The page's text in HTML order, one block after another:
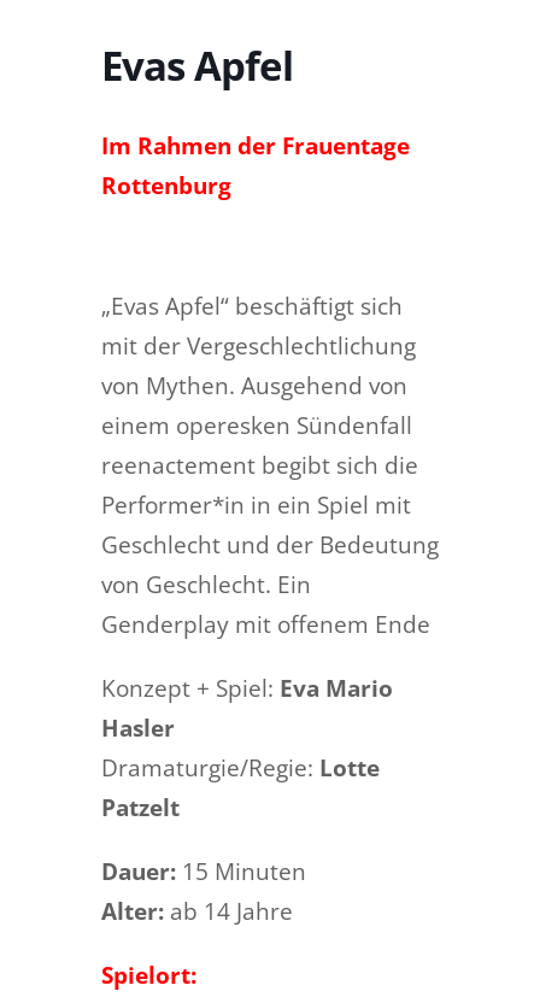
Evas Apfel
Im Rahmen der Frauentage
Rottenburg
„Evas Apfel“ beschäftigt sich
mit der Vergeschlechtlichung
von Mythen. Ausgehend von
einem operesken Sündenfall
reenactement begibt sich die
Performer*in in ein Spiel mit
Geschlecht und der Bedeutung
von Geschlecht. Ein
Genderplay mit offenem Ende
Konzept + Spiel: Eva Mario
Hasler
Dramaturgie/Regie: Lotte
Patzelt
Dauer: 15 Minuten
Alter: ab 14 Jahre
Spielort: